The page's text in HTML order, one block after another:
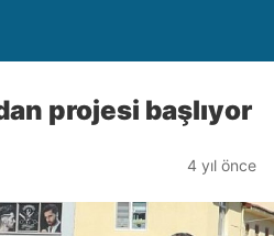
projesi başlıyor
4 yıl önce